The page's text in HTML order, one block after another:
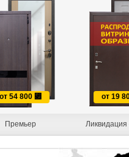
от 54 800 ⃏
Премьер
от 19
Ликвидация